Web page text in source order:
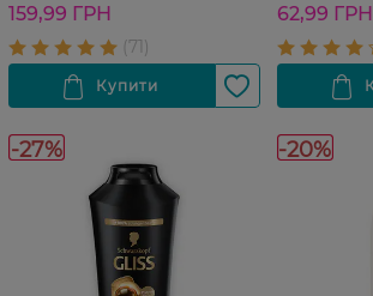
159,99 ГРН 62,99 ГРН
-27% -20%